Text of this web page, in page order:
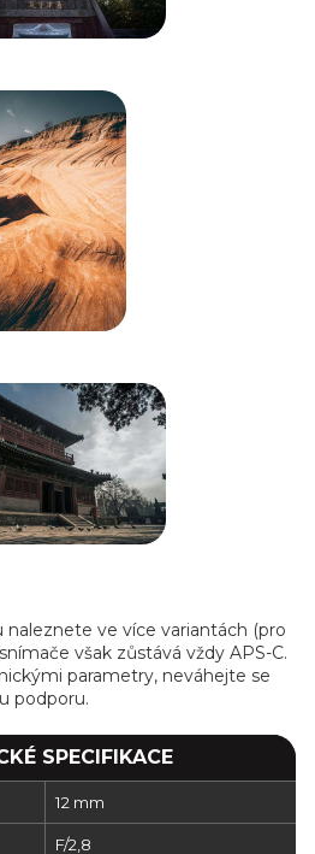
ve více variantách (pro
však zůstává vždy APS-C.
parametry, neváhejte se
podporu.
SPECIFIKACE
12 mm
F/2,8